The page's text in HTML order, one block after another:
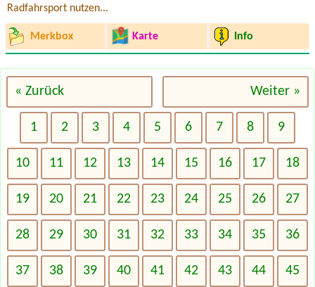
Radfahrsport nutzen...
Merkbox Karte Info
« Zurück Weiter »
1 2 3 4 5 6 7 8 9
10 11 12 13 14 15 16 17 18
19 20 21 22 23 24 25 26 27
28 29 30 31 32 33 34 35 36
37 38 39 40 41 42 43 44 45